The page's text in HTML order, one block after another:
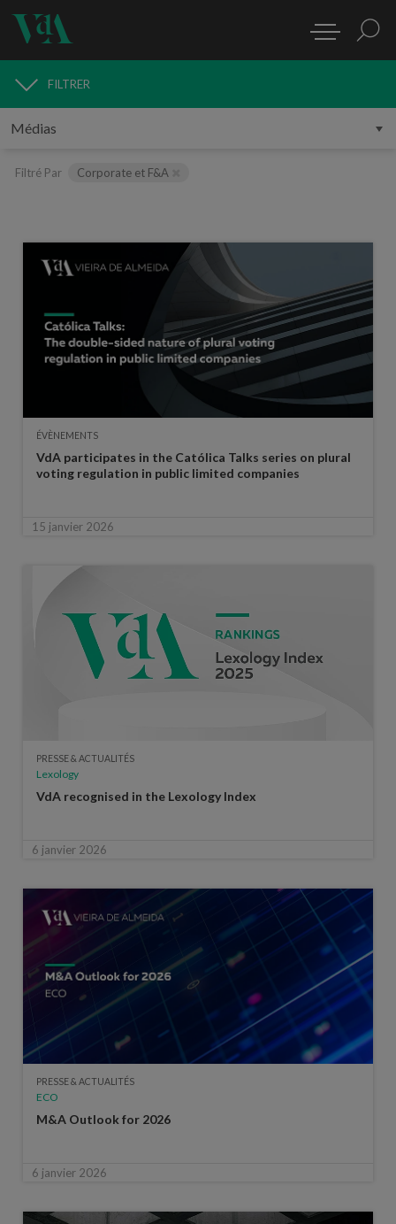
MÉDIAS
FILTRER
Filtré Par Corporate et F&A
ÉVÈNEMENTS
VdA participates in the Católica Talks series on plural
voting regulation in public limited companies
15 janvier 2026
PRESSE & ACTUALITÉS
Lexology
VdA recognised in the Lexology Index
6 janvier 2026
PRESSE & ACTUALITÉS
ECO
M&A Outlook for 2026
6 janvier 2026